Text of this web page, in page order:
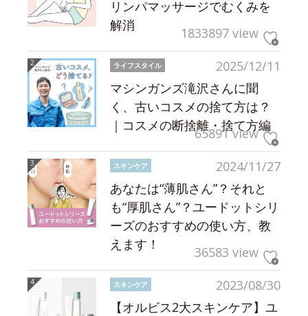
リンパマッサージでむくみを
解消
1833897 view
2025/12/11
ライフスタイル
マシンガンズ滝沢さんに聞
く、古いコスメの捨て方は？
｜コスメの断捨離・捨て方編
65891 view
2024/11/27
スキンケア
あなたは“薄肌さん”？それと
も“厚肌さん”？ユードットシリ
ーズのおすすめの使い方、教
えます！
36583 view
2023/08/30
スキンケア
【オルビス2大スキンケア】ユ